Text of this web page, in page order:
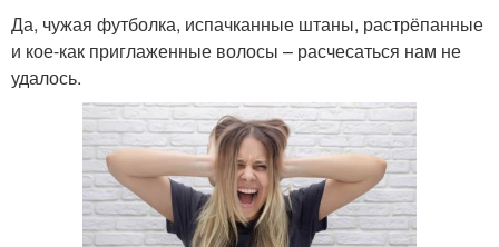
Да, чужая футболка, испачканные штаны, растрёпанные
и кое-как приглаженные волосы – расчесаться нам не
удалось.